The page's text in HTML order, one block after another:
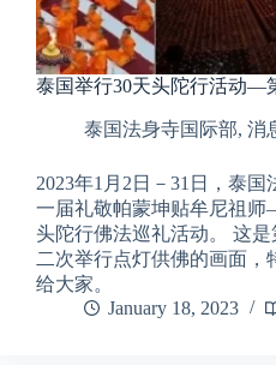
泰国举行30天头陀行活动—
泰国法身寺国际部, 消
2023年1月2日－31日，泰
一届礼敬帕蒙坤贴牟尼祖
头陀行佛法巡礼活动。 这
二次举行点灯供佛的画面，
给大家。
January 18, 2023